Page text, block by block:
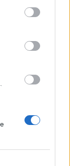
a
sajtó,
s